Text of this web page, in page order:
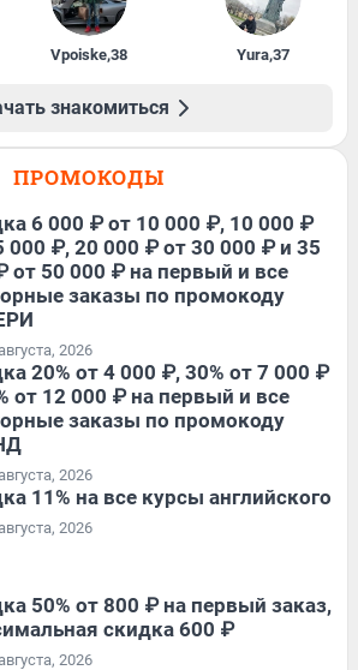
Vpoiske,38 Yura,37
знакомиться
ПРОМОКОДЫ
6 000 ₽ от 10 000 ₽, 10 000 ₽
000 ₽, 20 000 ₽ от 30 000 ₽ и 35
от 50 000 ₽ на первый и все
заказы по промокоду
2026
20% от 4 000 ₽, 30% от 7 000 ₽
от 12 000 ₽ на первый и все
заказы по промокоду
2026
11% на все курсы английского
2026
50% от 800 ₽ на первый заказ,
скидка 600 ₽
2026